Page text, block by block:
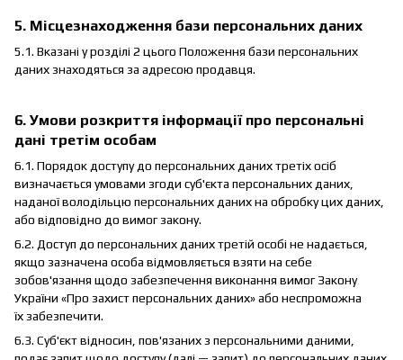
5. Місцезнаходження бази персональних даних
5.1. Вказані у розділі 2 цього Положення бази персональних
даних знаходяться за адресою продавця.
6. Умови розкриття інформації про персональні
дані третім особам
6.1. Порядок доступу до персональних даних третіх осіб
визначається умовами згоди суб'єкта персональних даних,
наданої володільцю персональних даних на обробку цих даних,
або відповідно до вимог закону.
6.2. Доступ до персональних даних третій особі не надається,
якщо зазначена особа відмовляється взяти на себе
зобов'язання щодо забезпечення виконання вимог Закону
України «Про захист персональних даних» або неспроможна
їх забезпечити.
6.3. Суб'єкт відносин, пов'язаних з персональними даними,